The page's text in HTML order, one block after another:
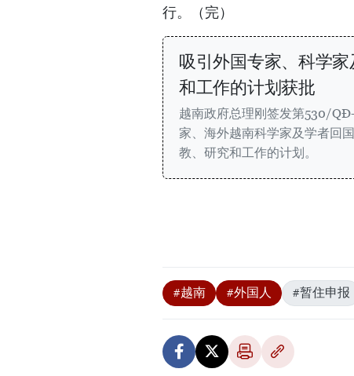
行。（完）
吸引外国专家、科学
和工作的计划获批
越南政府总理刚签发第530/
家、海外越南科学家及学者回
教、研究和工作的计划。
#越南 #外国人 #暂住申报